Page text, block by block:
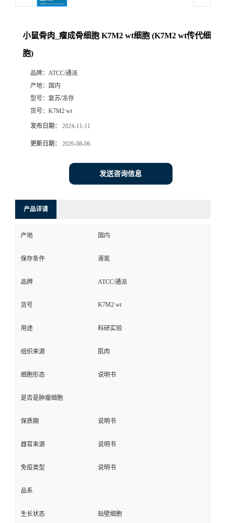
小鼠骨肉_瘤成骨细胞 K7M2 wt细胞 (K7M2 wt传代细
胞)
品牌： ATCC/通派
产地：
国内
型号： 复苏/冻存
货号： K7M2 wt
发布日期： 2024-11-11
更新日期： 2026-08-06
发送咨询信息
产品详请
产地 国内
保存条件 液氮
品牌 ATCC/通派
货号 K7M2 wt
用途 科研实验
组织来源 肌肉
细胞形态 说明书
是否是肿瘤细胞
保质期 说明书
器官来源 说明书
免疫类型 说明书
品系
生长状态 贴壁细胞